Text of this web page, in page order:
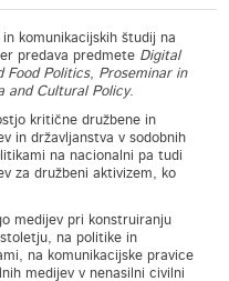
komunikacijskih študij na
predava predmete Digital
Food Politics, Proseminar in
and Cultural Policy.
kritične družbene in
in državljanstva v sodobnih
na nacionalni pa tudi
za družbeni aktivizem, ko
medijev pri konstruiranju
na politike in
na komunikacijske pravice
medijev v nenasilni civilni